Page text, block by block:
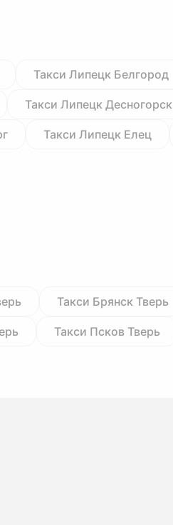
Такси Липецк Белгород
Такси Липецк Десногорск
Такси Липецк Елец
Такси Брянск Тверь
Такси Псков Тверь